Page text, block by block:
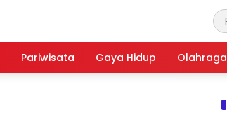
Pariwisata Gaya Hidup Olahraga